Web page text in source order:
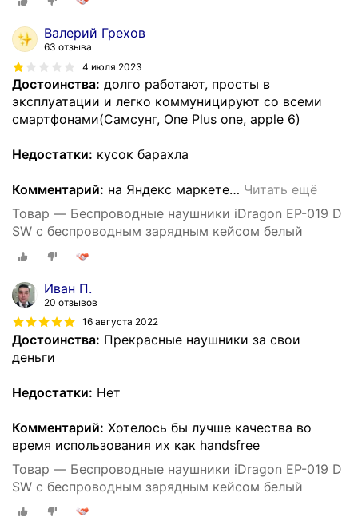
Валерий Грехов
63 отзыва
4 июля 2023
Достоинства: долго работают, просты в
эксплуатации и легко коммуницируют со всеми
смартфонами(Самсунг, One Plus one, apple 6)
Недостатки: кусок барахла
Комментарий: на Яндекс маркете… Читать ещё
Товар — Беспроводные наушники iDragon EP-019 D
SW с беспроводным зарядным кейсом белый
Иван П.
20 отзывов
16 августа 2022
Достоинства: Прекрасные наушники за свои
деньги
Недостатки: Нет
Комментарий: Хотелось бы лучше качества во
время использования их как handsfree
Товар — Беспроводные наушники iDragon EP-019 D
SW с беспроводным зарядным кейсом белый